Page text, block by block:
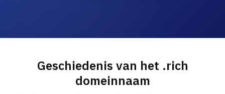
Geschiedenis van het .rich
domeinnaam